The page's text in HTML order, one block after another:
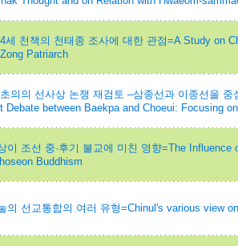
세 천책의 천태종 조사에 대한 관점=A Study on
Patriarch
의의 선사상 논쟁 재검토 –삼종선과 이종선을 중
Debate between Baekpa and Choeui: Focusing
이 조선 중·후기 불교에 미친 영향=The
Buddhism
의 선교통합의 여러 유형=Chinul's various view